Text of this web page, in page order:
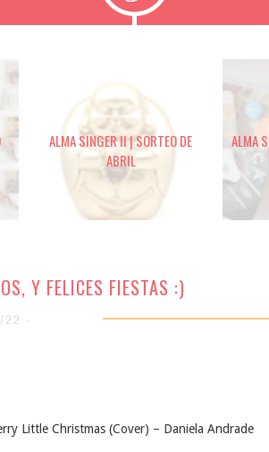
ALMA SINGER II | SORTEO DE
ABRIL
ALMA
Y FELICES FIESTAS :)
22 -
Little Christmas (Cover) – Daniela Andrade